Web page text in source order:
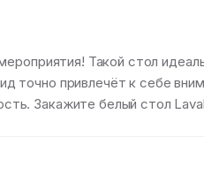
Такой стол
привлечёт к себе
Закажите белый стол